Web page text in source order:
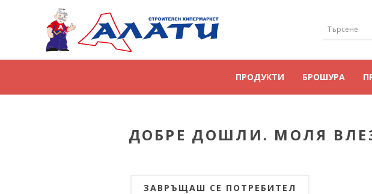
ПРОДУКТИ БРОШУРА
ДОБРЕ ДОШЛИ. МОЛЯ
ЗАВРЪЩАШ СЕ ПОТРЕБИТЕЛ